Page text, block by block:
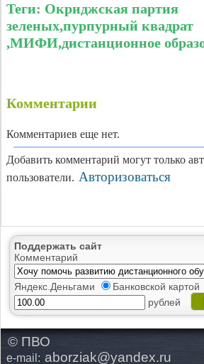
Теги: Окриджская партия
зеленых,пурпурный квадрат
,МИФИ,дистанционное
Комментарии
Комментариев еще нет.
Добавить комментарий могут только
пользователи. Авторизоваться
Поддержать сайт
Комментарий
Яндекс.Деньгами
Банковской картой
рублей
© ПВО
e-mail: aborziak@yandex.ru